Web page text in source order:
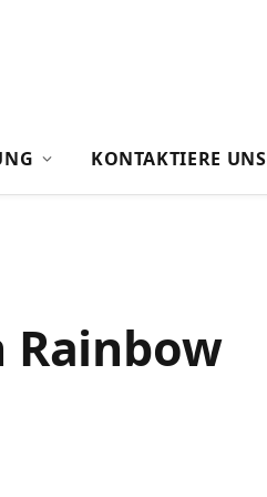
KONTAKTIERE UNS
Rainbow